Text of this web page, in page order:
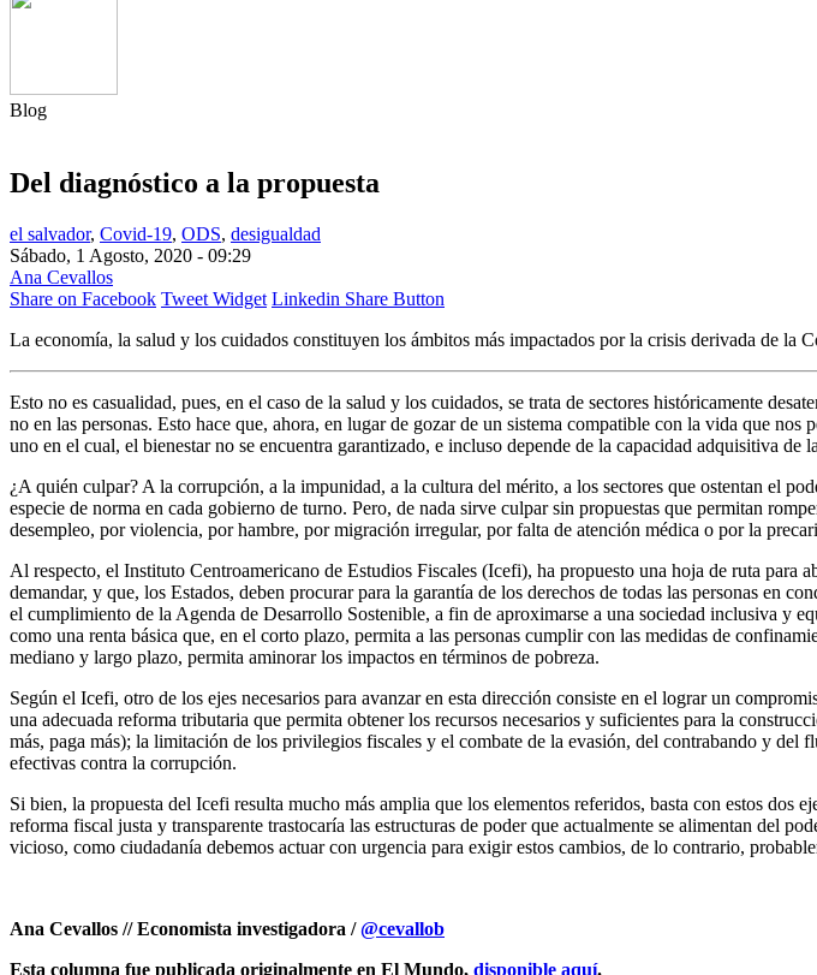
Blog
Del diagnóstico a la propuesta
el salvador, Covid-19, ODS, desigualdad
Sábado, 1 Agosto, 2020 - 09:29
Ana Cevallos
Share on Facebook Tweet Widget Linkedin Share Button
La economía, la salud y los cuidados constituyen los ámbitos más impactados por la crisis derivada de la
Esto no es casualidad, pues, en el caso de la salud y los cuidados, se trata de sectores históricamente
no en las personas. Esto hace que, ahora, en lugar de gozar de un sistema compatible con la vida que
uno en el cual, el bienestar no se encuentra garantizado, e incluso depende de la capacidad adquisitiva de
¿A quién culpar? A la corrupción, a la impunidad, a la cultura del mérito, a los sectores que ostentan el
especie de norma en cada gobierno de turno. Pero, de nada sirve culpar sin propuestas que permitan
desempleo, por violencia, por hambre, por migración irregular, por falta de atención médica o por la
Al respecto, el Instituto Centroamericano de Estudios Fiscales (Icefi), ha propuesto una hoja de ruta
demandar, y que, los Estados, deben procurar para la garantía de los derechos de todas las personas en
el cumplimiento de la Agenda de Desarrollo Sostenible, a fin de aproximarse a una sociedad inclusiva y
como una renta básica que, en el corto plazo, permita a las personas cumplir con las medidas de
mediano y largo plazo, permita aminorar los impactos en términos de pobreza.
Según el Icefi, otro de los ejes necesarios para avanzar en esta dirección consiste en el lograr un
una adecuada reforma tributaria que permita obtener los recursos necesarios y suficientes para la
más, paga más); la limitación de los privilegios fiscales y el combate de la evasión, del contrabando y
efectivas contra la corrupción.
Si bien, la propuesta del Icefi resulta mucho más amplia que los elementos referidos, basta con estos
reforma fiscal justa y transparente trastocaría las estructuras de poder que actualmente se alimentan del
vicioso, como ciudadanía debemos actuar con urgencia para exigir estos cambios, de lo contrario,
Ana Cevallos // Economista investigadora /@cevallob
Esta columna fue publicada originalmente en El Mundo, disponible aquí.